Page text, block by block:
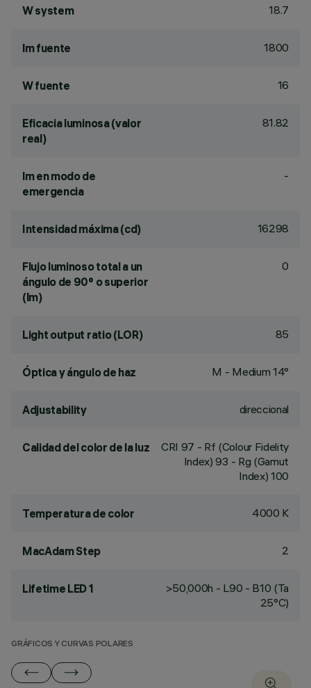
W system 18.7
lm fuente 1800
W fuente 16
Eficacia luminosa (valor
real)
81.82
lm en modo de
emergencia
-
Intensidad máxima (cd) 16298
Flujo luminoso total a un
ángulo de 90° o superior
(lm)
0
Light output ratio (LOR) 85
Óptica y ángulo de haz M - Medium 14°
Adjustability direccional
Calidad del color de la luz CRI 97 - Rf (Colour Fidelity
Index) 93 - Rg (Gamut
Index) 100
Temperatura de color 4000 K
MacAdam Step 2
Lifetime LED 1
>50,000h - L90 - B10 (Ta
25°C)
GRÁFICOS Y CURVAS POLARES